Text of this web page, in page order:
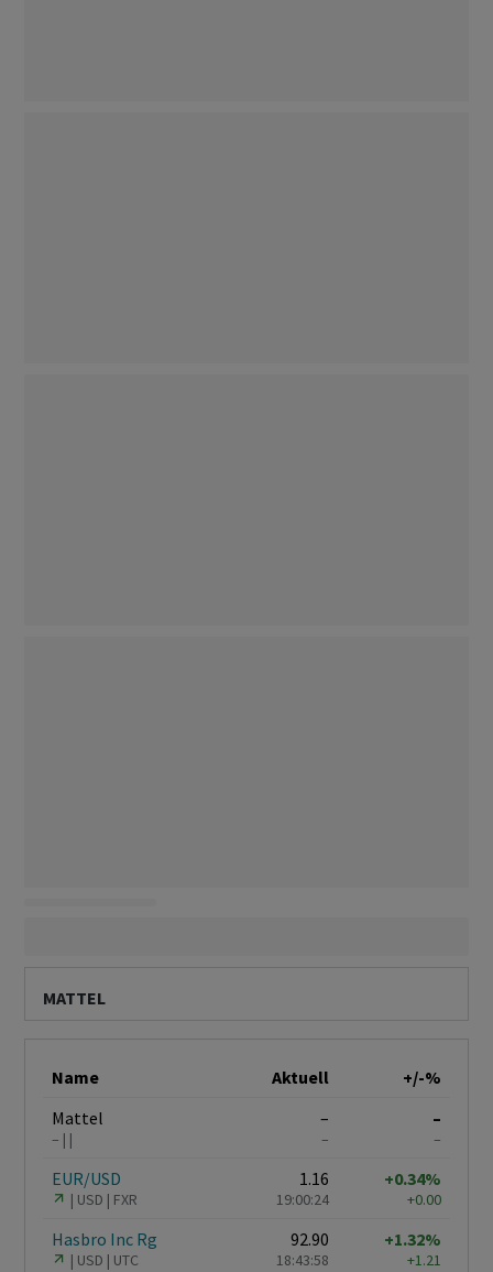
MATTEL
Name Aktuell
+/-%
Mattel
–
–
–
–
–
EUR/USD
USD FXR
1.16
19:00:24
+0.34%
+0.00
Hasbro Inc Rg
USD UTC
92.90
18:43:58
+1.32%
+1.21